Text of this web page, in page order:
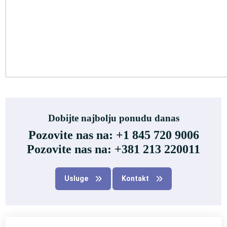
Dobijte najbolju ponudu danas
Pozovite nas na: +1 845 720 9006
Pozovite nas na: +381 213 220011
Usluge Kontakt